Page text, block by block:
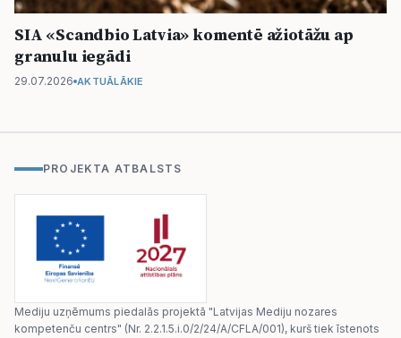
SIA «Scandbio Latvia» komentē ažiotāžu ap
granulu iegādi
29.07.2026 AKTUĀLĀKIE
PROJEKTA ATBALSTS
Mediju uzņēmums piedalās projektā "Latvijas Mediju nozares
kompetenču centrs" (Nr. 2.2.1.5.i.0/2/24/A/CFLA/001), kurš tiek īstenots